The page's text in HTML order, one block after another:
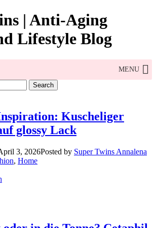
| Anti-Aging
Lifestyle Blog
MENU
Kuscheliger
glossy Lack
3, 2026Posted by Super Twins Annalena
, Home